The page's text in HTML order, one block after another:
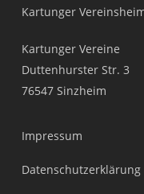
Kartunger
Kartunger Vereine
Duttenhurster Str. 3
76547 Sinzheim
Impressum
Datenschutzerklärung